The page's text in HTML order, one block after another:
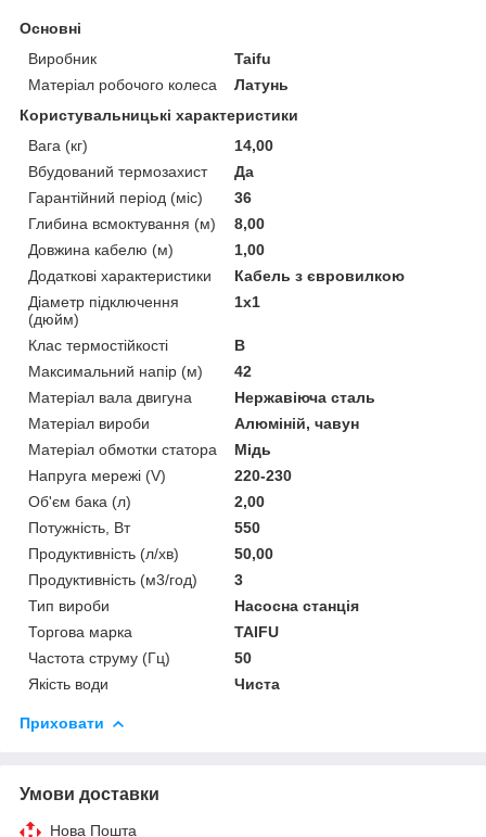
Основні
Виробник
Taifu
Матеріал робочого колеса
Латунь
Користувальницькі характеристики
Вага (кг)
14,00
Вбудований термозахист
Да
Гарантійний період (міс)
36
Глибина всмоктування (м)
8,00
Довжина кабелю (м)
1,00
Додаткові характеристики
Кабель з євровилкою
Діаметр підключення
(дюйм)
1х1
Клас термостійкості
B
Максимальний напір (м)
42
Матеріал вала двигуна
Нержавіюча сталь
Матеріал вироби
Алюміній, чавун
Матеріал обмотки статора
Мідь
Напруга мережі (V)
220-230
Об'єм бака (л)
2,00
Потужність, Вт
550
Продуктивність (л/хв)
50,00
Продуктивність (м3/год)
3
Тип вироби
Насосна станція
Торгова марка
TAIFU
Частота струму (Гц)
50
Якість води
Чиста
Приховати
Умови доставки
Нова Пошта